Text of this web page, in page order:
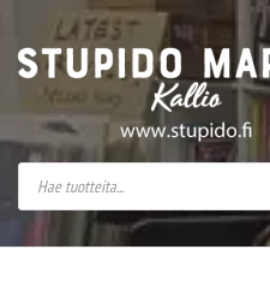
Stupido Market –